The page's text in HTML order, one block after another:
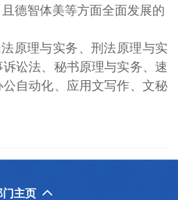
德智体美等方面全面发展的
原理与实务、刑法原理与实
讼法、秘书原理与实务、速
自动化、应用文写作、文秘
门主页 